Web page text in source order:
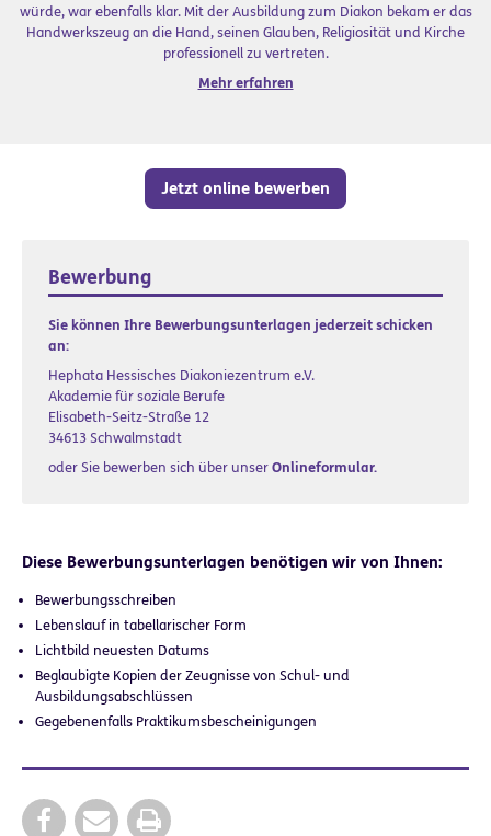
würde, war ebenfalls klar. Mit der Ausbildung zum Diakon bekam er das
Handwerkszeug an die Hand, seinen Glauben, Religiosität und Kirche
professionell zu vertreten.
Mehr erfahren
Jetzt online bewerben
Bewerbung
Sie können Ihre Bewerbungsunterlagen jederzeit schicken
an:
Hephata Hessisches Diakoniezentrum e.V.
Akademie für soziale Berufe
Elisabeth-Seitz-Straße 12
34613 Schwalmstadt
oder Sie bewerben sich über unser Onlineformular.
Diese Bewerbungsunterlagen benötigen wir von Ihnen:
Bewerbungsschreiben
Lebenslauf in tabellarischer Form
Lichtbild neuesten Datums
Beglaubigte Kopien der Zeugnisse von Schul- und
Ausbildungsabschlüssen
Gegebenenfalls Praktikumsbescheinigungen